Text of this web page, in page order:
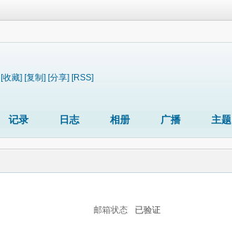
[收藏] [复制] [分享] [RSS]
记录 日志 相册 广播 主题
邮箱状态 已验证